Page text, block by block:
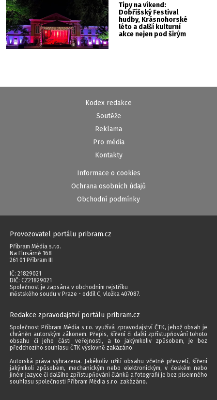
Tipy na víkend:
Dobříšský Festival
hudby, Krásnohorské
léto a další kulturní
akce nejen pod širým
Kodex redakce
Soutěže
Reklama
Pro média
Kontakty
Informace o cookies
Ochrana osobních údajů
Obchodní podmínky
Provozovatel portálu pribram.cz
Příbram Média s.r.o.
Na Flusárně 168
261 01 Příbram III
IČ: 21829021
DIČ: CZ21829021
Společnost je zapsána v obchodním rejstříku
městského soudu v Praze - oddíl C, vložka 407087.
Redakce zpravodajství portálu pribram.cz
Společnost Příbram Média s.r.o. využívá zpravodajství ČTK, jehož obsah je
chráněn autorským zákonem. Přepis, šíření či další zpřístupňování tohoto
obsahu či jeho části veřejnosti, a to jakýmkoliv způsobem, je bez
předchozího souhlasu ČTK výslovně zakázáno.
Autorská práva vyhrazena. Jakékoliv užití obsahu včetně převzetí, šíření
jakýmkoli způsobem, mechanickým nebo elektronickým, v českém nebo
jiném jazyce či dalšího zpřístupňování článků a fotografií je bez písemného
souhlasu společnosti Příbram Média s.r.o. zakázáno.